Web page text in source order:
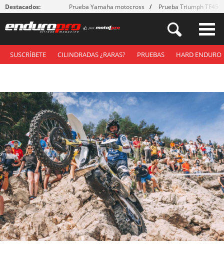
Destacados: Prueba Yamaha motocross Prueba Triumph
SUSCRÍBETE CILINDRADAS ¿RARAS? PRUEBAS HARD ENDURO